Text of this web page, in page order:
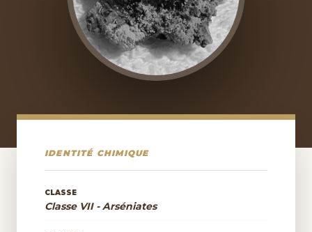
IDENTITÉ CHIMIQUE
CLASSE
Classe VII - Arséniates